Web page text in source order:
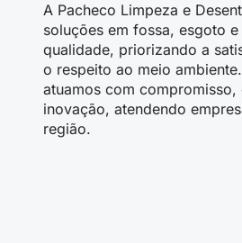
A Pacheco Limpeza e
soluções em fossa, esgoto e
qualidade, priorizando a
o respeito ao meio
atuamos com compromisso,
inovação, atendendo
região.